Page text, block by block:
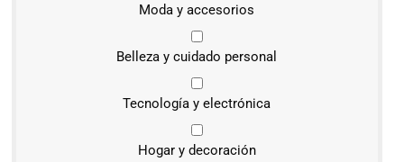
Moda y accesorios
Belleza y cuidado personal
Tecnología y electrónica
Hogar y decoración